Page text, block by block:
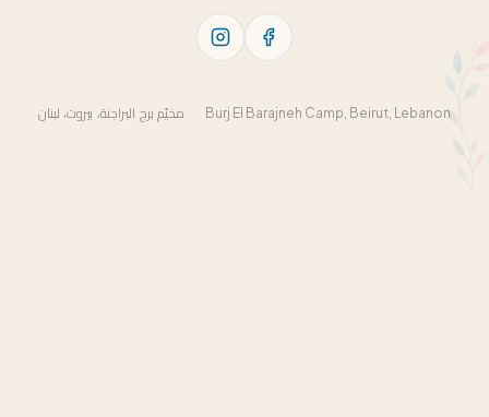
مخيّم برج البراجنة، بيروت، لبنان · Burj El Barajneh Camp, Beirut, Lebanon